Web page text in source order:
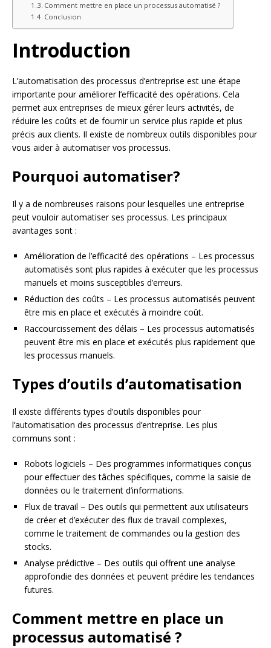
Comment mettre en place un processus automatisé ?
Conclusion
Introduction
L’automatisation des processus d’entreprise est une étape
importante pour améliorer l’efficacité des opérations. Cela
permet aux entreprises de mieux gérer leurs activités, de
réduire les coûts et de fournir un service plus rapide et plus
précis aux clients. Il existe de nombreux outils disponibles pour
vous aider à automatiser vos processus.
Pourquoi automatiser?
Il y a de nombreuses raisons pour lesquelles une entreprise
peut vouloir automatiser ses processus. Les principaux
avantages sont :
Amélioration de l’efficacité des opérations – Les processus
automatisés sont plus rapides à exécuter que les processus
manuels et moins susceptibles d’erreurs.
Réduction des coûts – Les processus automatisés peuvent
être mis en place et exécutés à moindre coût.
Raccourcissement des délais – Les processus automatisés
peuvent être mis en place et exécutés plus rapidement que
les processus manuels.
Types d’outils d’automatisation
Il existe différents types d’outils disponibles pour
l’automatisation des processus d’entreprise. Les plus
communs sont :
Robots logiciels – Des programmes informatiques conçus
pour effectuer des tâches spécifiques, comme la saisie de
données ou le traitement d’informations.
Flux de travail – Des outils qui permettent aux utilisateurs
de créer et d’exécuter des flux de travail complexes,
comme le traitement de commandes ou la gestion des
stocks.
Analyse prédictive – Des outils qui offrent une analyse
approfondie des données et peuvent prédire les tendances
futures.
Comment mettre en place un
processus automatisé ?